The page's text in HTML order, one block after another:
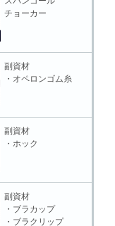
チョーカー
副資材
・オペロンゴム糸
副資材
・ホック
副資材
・ブラカップ
・ブラクリップ